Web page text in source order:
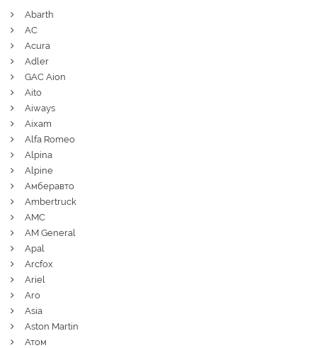
Abarth
AC
Acura
Adler
GAC Aion
Aito
Aiways
Aixam
Alfa Romeo
Alpina
Alpine
Амберавто
Ambertruck
AMC
AM General
Apal
Arcfox
Ariel
Aro
Asia
Aston Martin
Атом